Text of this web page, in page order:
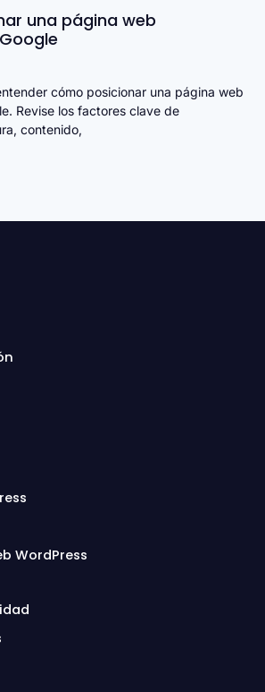
una página web
cómo posicionar una página web
Revise los factores clave de
contenido,
WordPress